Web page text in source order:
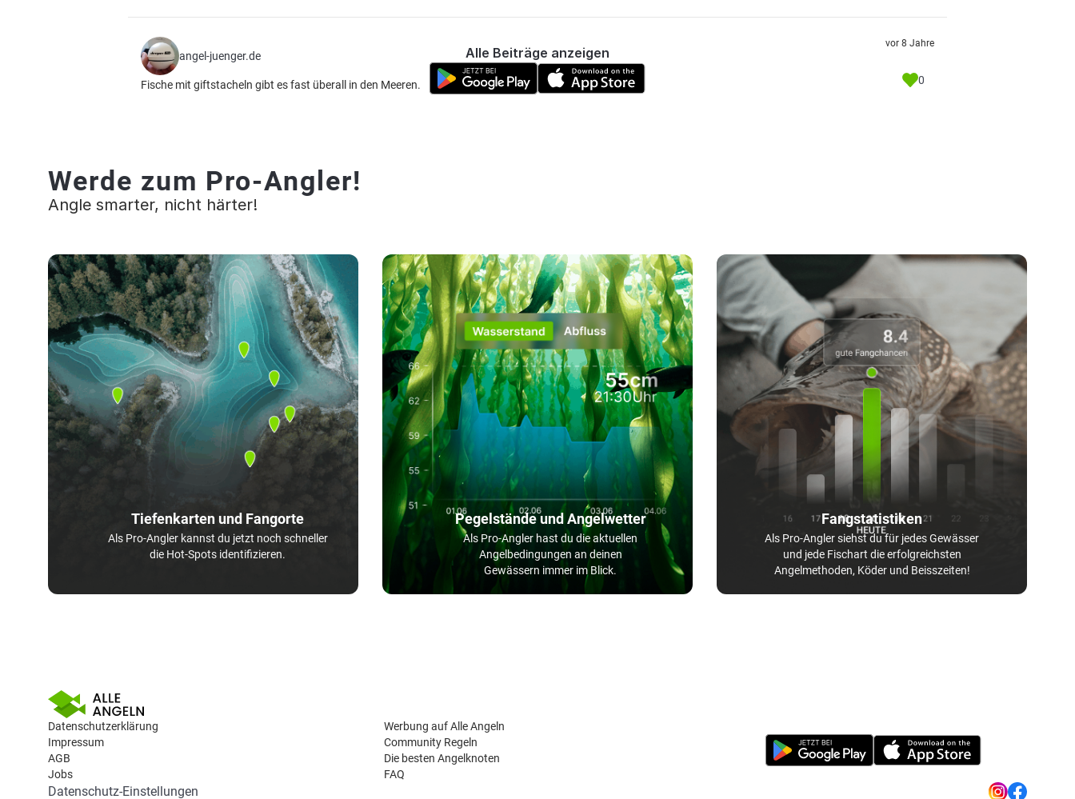
angel-juenger.de
Fische mit giftstacheln gibt es fast überall in den Meeren.
vor 8 Jahre
0
Alle Beiträge anzeigen
Werde zum Pro-Angler!
Angle smarter, nicht härter!
Tiefenkarten und Fangorte
Als Pro-Angler kannst du jetzt noch schneller
die Hot-Spots identifizieren.
Pegelstände und Angelwetter
Als Pro-Angler hast du die aktuellen
Angelbedingungen an deinen
Gewässern immer im Blick.
Fangstatistiken
Als Pro-Angler siehst du für jedes Gewässer
und jede Fischart die erfolgreichsten
Angelmethoden, Köder und Beisszeiten!
Datenschutzerklärung
Impressum
AGB
Jobs
Werbung auf Alle Angeln
Community Regeln
Die besten Angelknoten
FAQ
Datenschutz-Einstellungen